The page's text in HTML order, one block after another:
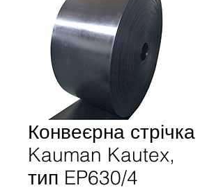
Конвеєрна стрічка
Kauman Kautex,
тип EP630/4